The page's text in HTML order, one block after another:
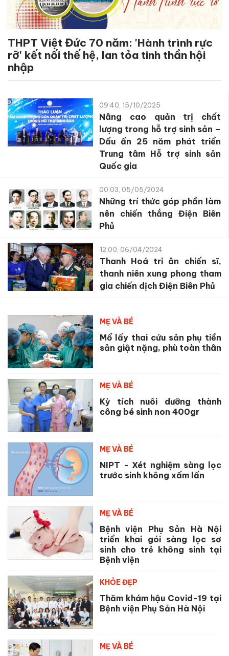
THPT Việt Đức 70 năm: 'Hành trình rực
rỡ' kết nối thế hệ, lan tỏa tinh thần hội
nhập
09:40, 15/10/2025
Nâng cao quản trị chất
lượng trong hỗ trợ sinh sản –
Dấu ấn 25 năm phát triển
Trung tâm Hỗ trợ sinh sản
Quốc gia
00:03, 05/05/2024
Những trí thức góp phần làm
nên chiến thắng Điện Biên
Phủ
12:00, 06/04/2024
Thanh Hoá tri ân chiến sĩ,
thanh niên xung phong tham
gia chiến dịch Điện Biên Phủ
MẸ VÀ BÉ
Mổ lấy thai cứu sản phụ tiền
sản giật nặng, phù toàn thân
MẸ VÀ BÉ
Kỳ tích nuôi dưỡng thành
công bé sinh non 400gr
MẸ VÀ BÉ
NIPT - Xét nghiệm sàng lọc
trước sinh không xấm lấn
MẸ VÀ BÉ
Bệnh viện Phụ Sản Hà Nội
triển khai gói sàng lọc sơ
sinh cho trẻ không sinh tại
Bệnh viện
KHỎE ĐẸP
Thăm khám hậu Covid-19 tại
Bệnh viện Phụ Sản Hà Nội
MẸ VÀ BÉ